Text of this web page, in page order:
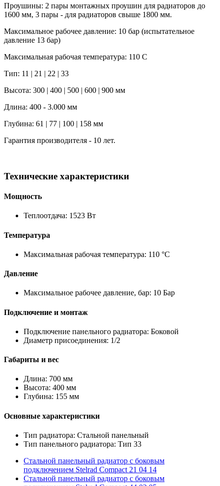
Проушины: 2 пары монтажных проушин для радиаторов до
1600 мм, 3 пары - для радиаторов свыше 1800 мм.
Максимальное рабочее давление: 10 бар (испытательное
давление 13 бар)
Максимальная рабочая температура: 110 C
Тип: 11 | 21 | 22 | 33
Высота: 300 | 400 | 500 | 600 | 900 мм
Длина: 400 - 3.000 мм
Глубина: 61 | 77 | 100 | 158 мм
Гарантия производителя - 10 лет.
Технические характеристики
Мощность
Теплоотдача: 1523 Вт
Температура
Максимальная рабочая температура: 110 °C
Давление
Максимальное рабочее давление, бар: 10 Бар
Подключение и монтаж
Подключение панельного радиатора: Боковой
Диаметр присоединения: 1/2
Габариты и вес
Длина: 700 мм
Высота: 400 мм
Глубина: 155 мм
Основные характеристики
Тип радиатора: Стальной панельный
Тип панельного радиатора: Тип 33
Стальной панельный радиатор с боковым
подключением Stelrad Compact 21 04 14
Стальной панельный радиатор с боковым